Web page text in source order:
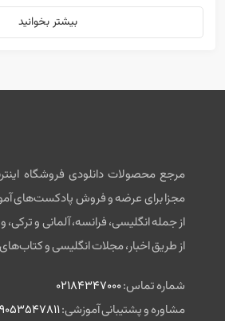
بیشتر بخوانید
مرجع محصولات دانلودی فروشگاه
مجزا برای عرضه و فروش پادکست‌های
از جمله انگلیسی، فرانسه، آلمانی و
از طریق اخبار، مجلات انگلیسی و
شماره تماس:02184347000
مشاوره و پشتیبانی آموزشی: